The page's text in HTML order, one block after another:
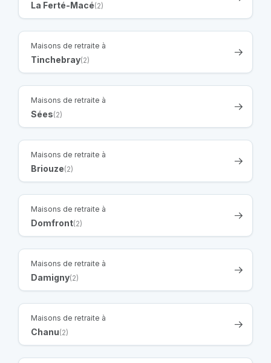
La Ferté-Macé(2)
Maisons de retraite à
Tinchebray(2)
Maisons de retraite à
Sées(2)
Maisons de retraite à
Briouze(2)
Maisons de retraite à
Domfront(2)
Maisons de retraite à
Damigny(2)
Maisons de retraite à
Chanu(2)